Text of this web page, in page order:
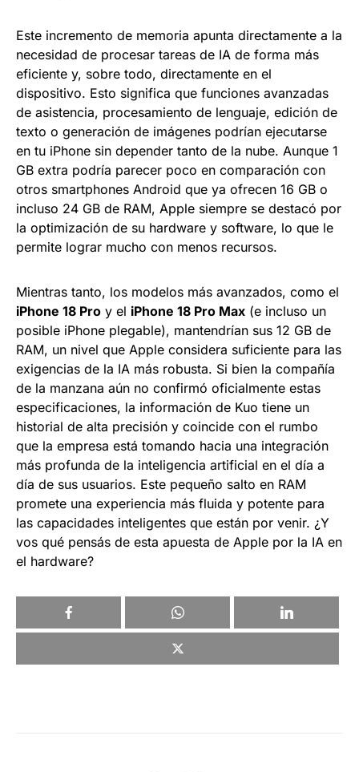
Este incremento de memoria apunta directamente a la
necesidad de procesar tareas de IA de forma más
eficiente y, sobre todo, directamente en el
dispositivo. Esto significa que funciones avanzadas
de asistencia, procesamiento de lenguaje, edición de
texto o generación de imágenes podrían ejecutarse
en tu iPhone sin depender tanto de la nube. Aunque 1
GB extra podría parecer poco en comparación con
otros smartphones Android que ya ofrecen 16 GB o
incluso 24 GB de RAM, Apple siempre se destacó por
la optimización de su hardware y software, lo que le
permite lograr mucho con menos recursos.
Mientras tanto, los modelos más avanzados, como el
iPhone 18 Pro y el iPhone 18 Pro Max (e incluso un
posible iPhone plegable), mantendrían sus 12 GB de
RAM, un nivel que Apple considera suficiente para las
exigencias de la IA más robusta. Si bien la compañía
de la manzana aún no confirmó oficialmente estas
especificaciones, la información de Kuo tiene un
historial de alta precisión y coincide con el rumbo
que la empresa está tomando hacia una integración
más profunda de la inteligencia artificial en el día a
día de sus usuarios. Este pequeño salto en RAM
promete una experiencia más fluida y potente para
las capacidades inteligentes que están por venir. ¿Y
vos qué pensás de esta apuesta de Apple por la IA en
el hardware?